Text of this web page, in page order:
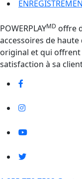
POWERPLAYMD offre
accessoires de
original et qui
satisfaction à sa